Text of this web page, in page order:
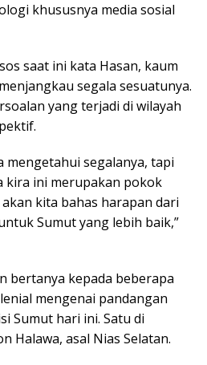
khususnya media sosial
saat ini kata Hasan, kaum
segala sesuatunya.
yang terjadi di wilayah
mengetahui segalanya, tapi
kira ini merupakan pokok
kita bahas harapan dari
Sumut yang lebih baik,”
bertanya kepada beberapa
mengenai pandangan
Sumut hari ini. Satu di
Halawa, asal Nias Selatan.